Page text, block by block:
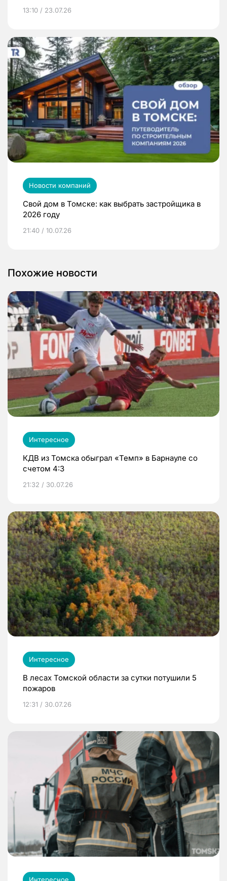
13:10 / 23.07.26
Новости компаний
Свой дом в Томске: как выбрать застройщика в
2026 году
21:40 / 10.07.26
Похожие новости
Интересное
КДВ из Томска обыграл «Темп» в Барнауле со
счетом 4:3
21:32 / 30.07.26
Интересное
В лесах Томской области за сутки потушили 5
пожаров
12:31 / 30.07.26